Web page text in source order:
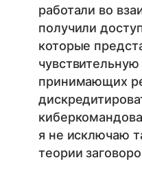
работали во
получили
которые
принимающих
я не исключаю
теории